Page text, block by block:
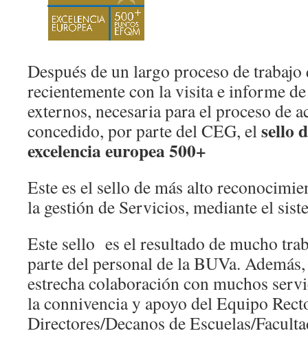
Después de un largo proceso de
recientemente con la visita e informe
externos, necesaria para el proceso de
concedido, por parte del CEG, elsello
excelencia europea 500+
Este es el sello de más alto
la gestión de Servicios, mediante el
Este sello es el resultado de mucho
parte del personal de la BUVa.
estrecha colaboración con muchos
la connivencia y apoyo del Equipo
Directores/Decanos de Escuelas/